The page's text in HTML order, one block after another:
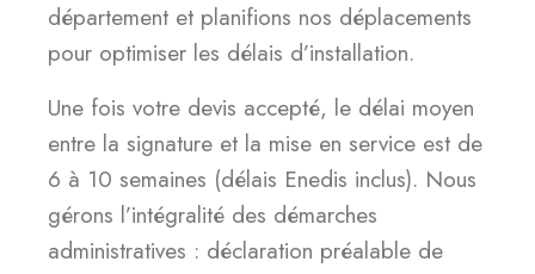
département et planifions nos déplacements
pour optimiser les délais d’installation.
Une fois votre devis accepté, le délai moyen
entre la signature et la mise en service est de
6 à 10 semaines (délais Enedis inclus). Nous
gérons l’intégralité des démarches
administratives : déclaration préalable de